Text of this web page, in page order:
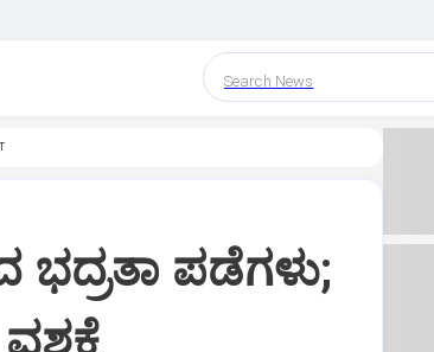
Search News
ಭದ್ರತಾ ಪಡೆಗಳು;